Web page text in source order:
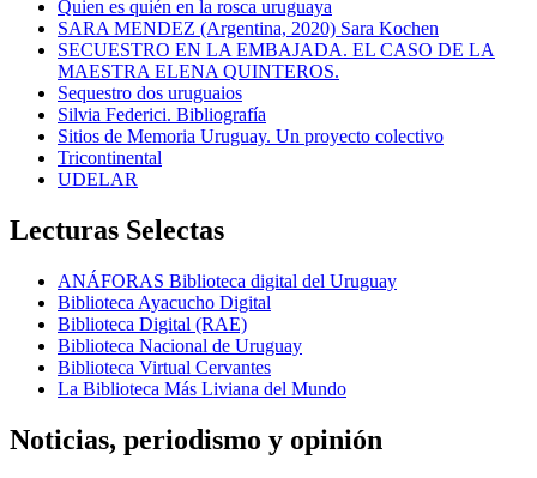
Quien es quién en la rosca uruguaya
SARA MENDEZ (Argentina, 2020) Sara Kochen
SECUESTRO EN LA EMBAJADA. EL CASO DE LA
MAESTRA ELENA QUINTEROS.
Sequestro dos uruguaios
Silvia Federici. Bibliografía
Sitios de Memoria Uruguay. Un proyecto colectivo
Tricontinental
UDELAR
Lecturas Selectas
ANÁFORAS Biblioteca digital del Uruguay
Biblioteca Ayacucho Digital
Biblioteca Digital (RAE)
Biblioteca Nacional de Uruguay
Biblioteca Virtual Cervantes
La Biblioteca Más Liviana del Mundo
Noticias, periodismo y opinión